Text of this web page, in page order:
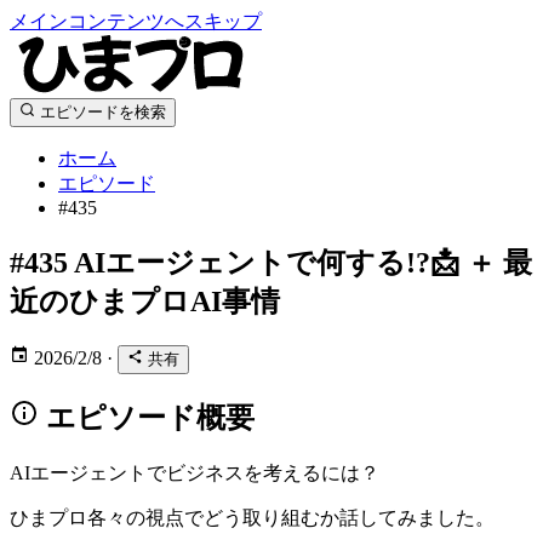
メインコンテンツへスキップ
エピソードを検索
ホーム
エピソード
#435
#435AIエージェントで何する!?📩 ＋ 最
近のひまプロAI事情
2026/2/8 · 共有
エピソード概要
AIエージェントでビジネスを考えるには？
ひまプロ各々の視点でどう取り組むか話してみました。